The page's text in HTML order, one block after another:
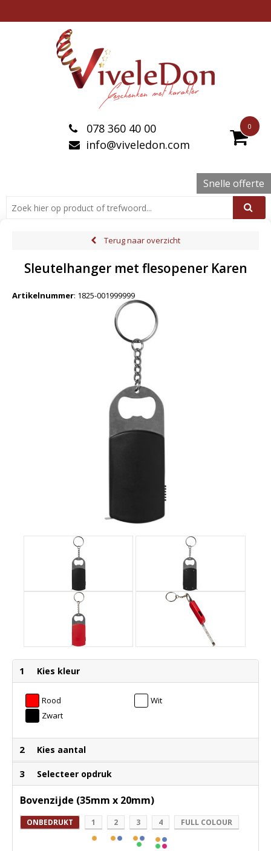
0
078 360 40 00
info@viveledon.com
Snelle offerte
Terug naar overzicht
Sleutelhanger met flesopener Karen
Artikelnummer: 1825-001999999
1 Kies kleur
Rood
Wit
Zwart
2 Kies aantal
3 Selecteer opdruk
Bovenzijde (35mm x 20mm)
ONBEDRUKT 1 2 3 4 FULL COLOUR